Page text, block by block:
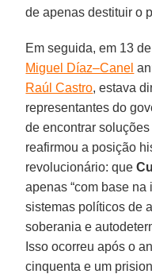
de apenas destituir o
Em seguida, em 13
Miguel Díaz–Canel
Raúl Castro, estava
representantes do
de encontrar
reafirmou a posição
revolucionário: que
apenas “com base
sistemas políticos de
soberania e
Isso ocorreu após o
cinquenta e um